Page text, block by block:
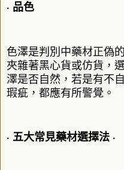
‧ 品色
色澤是判別中藥材正偽
夾雜著黑心貨或仿貨，
澤是否自然，若是有不
瑕疵，都應有所警覺。
‧ 五大常見藥材選擇法 ‧